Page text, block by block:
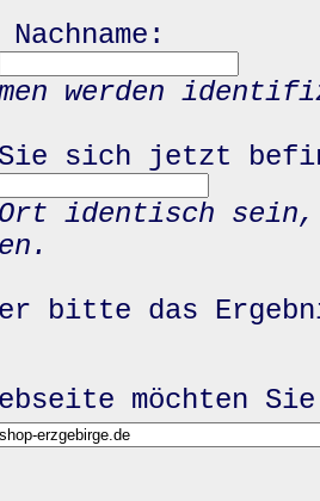
werden
Sie sich jetzt
Ort identisch
bitte das
möchten